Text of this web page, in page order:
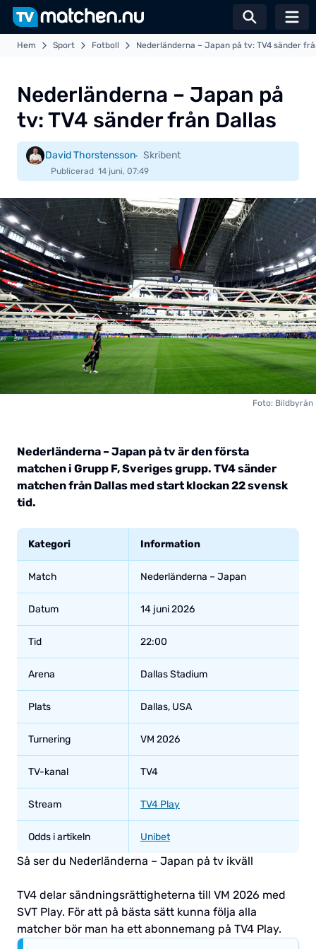
Växla
Hem Sport Fotboll Nederländerna – Japan på tv: TV4 sänder
Nederländerna – Japan på
tv: TV4 sänder från Dallas
David Thorstensson Skribent
Publicerad 14 juni, 07:49
Foto: Bildbyrån
Nederländerna – Japan på tv är den första
matchen i Grupp F, Sveriges grupp. TV4 sänder
matchen från Dallas med start klockan 22 svensk
tid.
Kategori Information
Match Nederländerna – Japan
Datum 14 juni 2026
Tid 22:00
Arena Dallas Stadium
Plats Dallas, USA
Turnering VM 2026
TV-kanal TV4
Stream TV4 Play
Odds i artikeln Unibet
Så ser du Nederländerna – Japan på tv ikväll
TV4 delar sändningsrättigheterna till VM 2026 med
SVT Play. För att på bästa sätt kunna följa alla
matcher bör man ha ett abonnemang på TV4 Play.